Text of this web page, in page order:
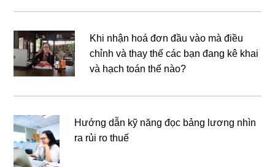
Khi nhận hoá đơn đầu vào mà điều
chỉnh và thay thế các bạn đang kê khai
và hạch toán thế nào?
Hướng dẫn kỹ năng đọc bảng lương nhìn
ra rủi ro thuế